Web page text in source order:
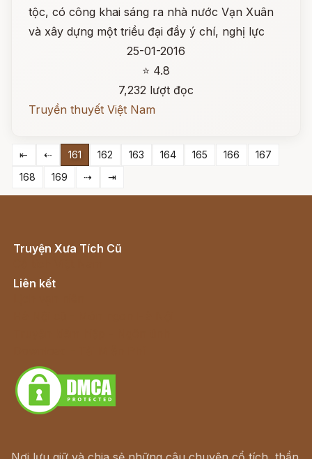
tộc, có công khai sáng ra nhà nước Vạn Xuân
và xây dựng một triều đại đầy ý chí, nghị lực
25-01-2016
⭐ 4.8
7,232 lượt đọc
Truyền thuyết Việt Nam
⇤ ⇠ 161 162 163 164 165 166
167
168
169 ⇢ ⇥
Truyện Xưa Tích Cũ
Liên kết